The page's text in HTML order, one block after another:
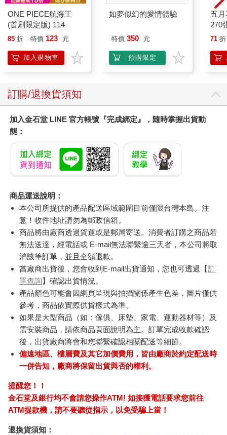
ONE PIECE航海王
(首刷限定版) 114
85 折 特價 123 元
加入購物車
如夢似幻的愛情體驗
特價 350 元
預購限定
五
270
71 折
訂購/退換貨須知
加入金石堂 LINE 官方帳號『完成綁定』，隨時掌握出貨動
態：
商品運送說明：
本公司所提供的產品配送區域範圍目前僅限台灣本島。注
意！收件地址請勿為郵政信箱。
商品將由廠商透過貨運或是郵局寄送。消費者訂購之商品若
無法送達，經電話或 E-mail無法聯繫逾三天者，本公司將取
消該筆訂單，並且全額退款。
當廠商出貨後，您會收到E-mail出貨通知，您也可透過【訂
單查詢】確認出貨情況。
產品顏色可能會因網頁呈現與拍攝關係產生色差，圖片僅供
參考，商品依實際供貨樣式為準。
如果是大型商品（如：傢俱、床墊、家電、運動器材等）及
需安裝商品，請依商品頁面說明為主。訂單完成收款確認
後，出貨廠商將會和您聯繫確認相關配送等細節。
偏遠地區、樓層費及其它加價費用，皆由廠商於約定配送時
一併告知，廠商將保留出貨與否的權利。
提醒您！！
金石堂及銀行均不會請您操作ATM! 如接獲電話要求您前往
ATM提款機，請不要聽從指示，以免受騙上當！
退換貨須知：